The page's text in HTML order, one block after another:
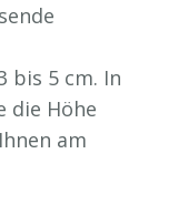
bis 5 cm. In
die Höhe
am